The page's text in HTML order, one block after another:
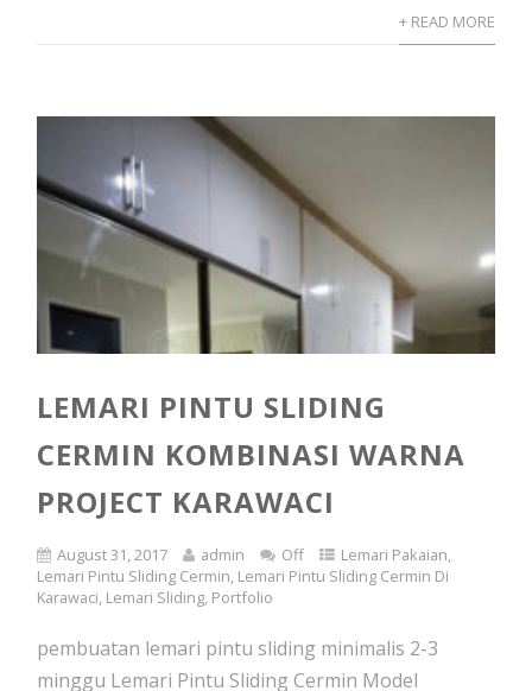
+ READ MORE
LEMARI PINTU SLIDING
CERMIN KOMBINASI WARNA
PROJECT KARAWACI
August 31, 2017 admin Off Lemari Pakaian,
Lemari Pintu Sliding Cermin, Lemari Pintu Sliding Cermin Di
Karawaci, Lemari Sliding, Portfolio
pembuatan lemari pintu sliding minimalis 2-3
minggu Lemari Pintu Sliding Cermin Model